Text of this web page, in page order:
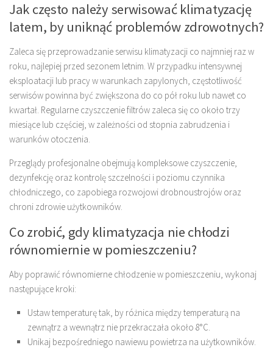
Jak często należy serwisować klimatyzację
latem, by uniknąć problemów zdrowotnych?
Zaleca się przeprowadzanie serwisu klimatyzacji co najmniej raz w
roku, najlepiej przed sezonem letnim. W przypadku intensywnej
eksploatacji lub pracy w warunkach zapylonych, częstotliwość
serwisów powinna być zwiększona do co pół roku lub nawet co
kwartał. Regularne czyszczenie filtrów zaleca się co około trzy
miesiące lub częściej, w zależności od stopnia zabrudzenia i
warunków otoczenia.
Przeglądy profesjonalne obejmują kompleksowe czyszczenie,
dezynfekcję oraz kontrolę szczelności i poziomu czynnika
chłodniczego, co zapobiega rozwojowi drobnoustrojów oraz
chroni zdrowie użytkowników.
Co zrobić, gdy klimatyzacja nie chłodzi
równomiernie w pomieszczeniu?
Aby poprawić równomierne chłodzenie w pomieszczeniu, wykonaj
następujące kroki:
Ustaw temperaturę tak, by różnica między temperaturą na
zewnątrz a wewnątrz nie przekraczała około 8°C.
Unikaj bezpośredniego nawiewu powietrza na użytkowników.